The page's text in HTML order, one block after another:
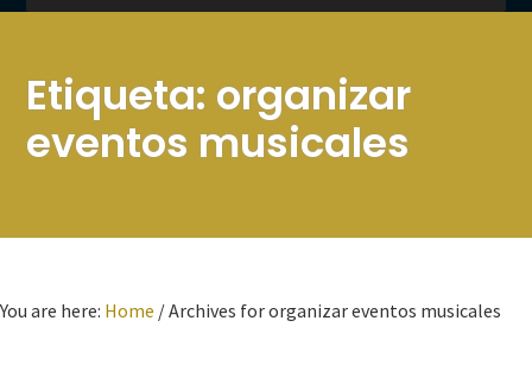
Etiqueta:organizar
eventos musicales
You are here: Home /Archives for organizar eventos musicales